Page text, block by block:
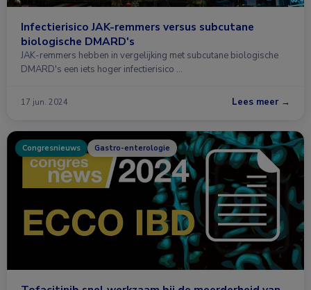
Infectierisico JAK-remmers versus subcutane
biologische DMARD's
JAK-remmers hebben in vergelijking met subcutane biologische
DMARD's een iets hoger infectierisico …
17 jun. 2024 Lees meer →
Congresnieuws Gastro-enterologie